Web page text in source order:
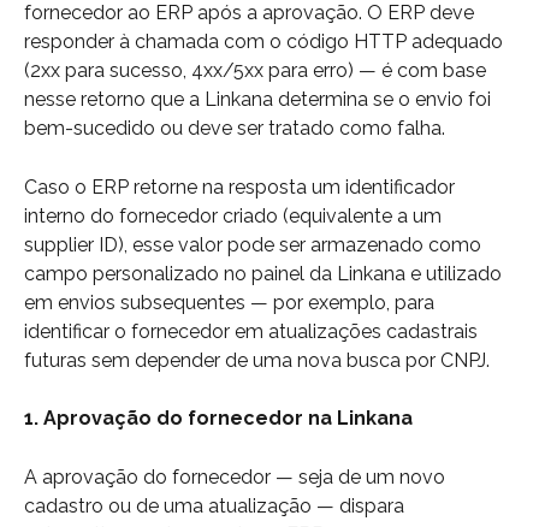
fornecedor ao ERP após a aprovação. O ERP deve
responder à chamada com o código HTTP adequado
(2xx para sucesso, 4xx/5xx para erro) — é com base
nesse retorno que a Linkana determina se o envio foi
bem-sucedido ou deve ser tratado como falha.
Caso o ERP retorne na resposta um identificador
interno do fornecedor criado (equivalente a um
supplier ID), esse valor pode ser armazenado como
campo personalizado no painel da Linkana e utilizado
em envios subsequentes — por exemplo, para
identificar o fornecedor em atualizações cadastrais
futuras sem depender de uma nova busca por CNPJ.
1. Aprovação do fornecedor na Linkana
A aprovação do fornecedor — seja de um novo
cadastro ou de uma atualização — dispara